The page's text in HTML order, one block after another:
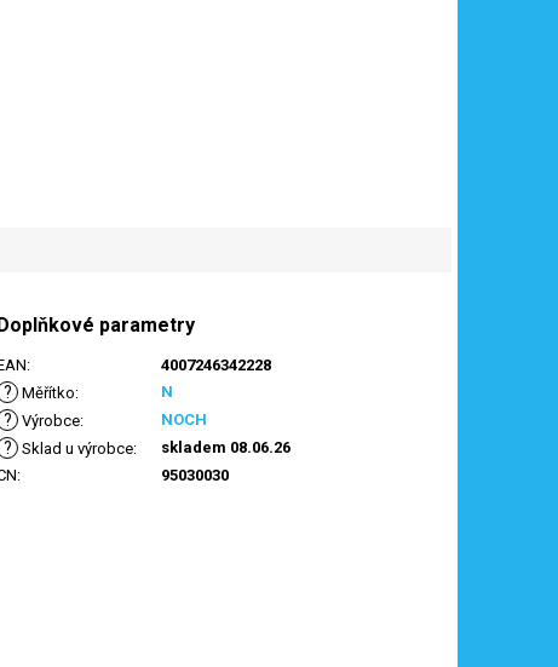
parametry
: 4007246342228
? Měřítko: N
? Výrobce: NOCH
? Sklad u výrobce:
skladem 08.06.26
: 95030030